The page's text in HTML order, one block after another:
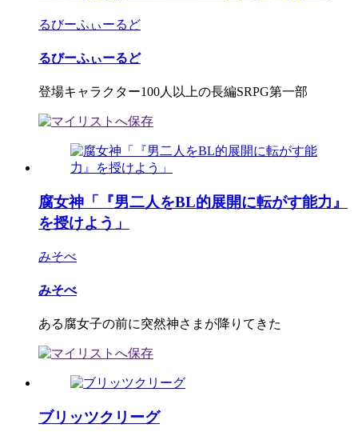
るびーふぃーるど
るびーふぃーるど
登場キャラクター100人以上の長編SRPG第一部
腐女神「『男二人をBL的展開に転がす能力』
を授けよう」
みそべ
みそべ
ある腐女子の前に突然神さまが降りてきた
ブリッツクリーグ